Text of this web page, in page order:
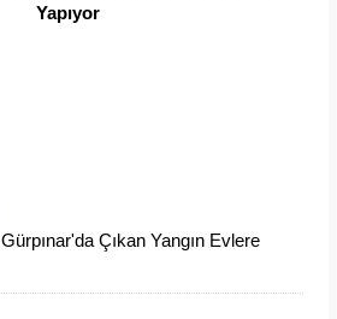
Yapıyor
Gürpınar'da Çıkan Yangın Evlere